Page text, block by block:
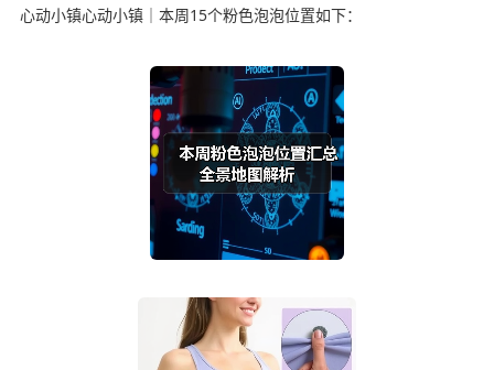
心动小镇心动小镇｜本周15个粉色泡泡位置如下：